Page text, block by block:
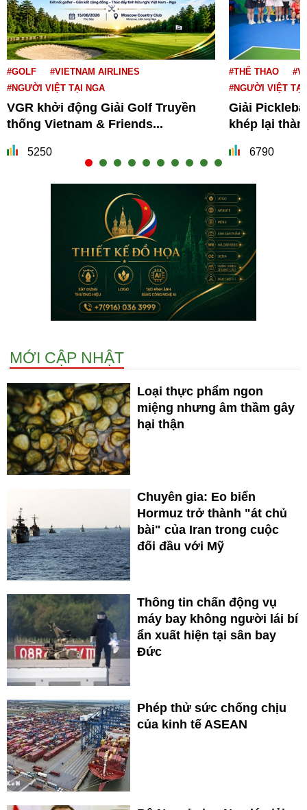
#GOLF
#VIETNAM AIRLINES
#NGƯỜI VIỆT TẠI NGA
VGR khởi động Giải Golf Truyền
thống Vietnam & Friends...
5250
#THỂ THAO
#NGƯỜI VIỆT TẠI
Giải
khép lại
6790
MỚI CẬP NHẬT
Loại thực phẩm ngon
miệng nhưng âm thầm gây
hại thận
Chuyên gia: Eo biển
Hormuz trở thành "át chủ
bài" của Iran trong cuộc
đối đầu với Mỹ
Thông tin chấn động vụ
máy bay không người lái bí
ẩn xuất hiện tại sân bay
Đức
Phép thử sức chống chịu
của kinh tế ASEAN